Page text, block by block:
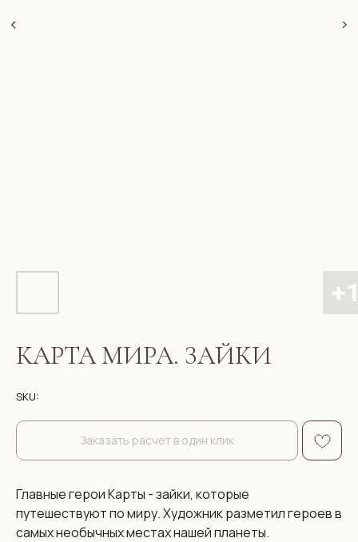
КАРТА МИРА. ЗАЙКИ
SKU:
Заказать расчет в один клик
Главные герои Карты - зайки, которые
путешествуют по миру. Художник разметил героев в
самых необычных местах нашей планеты.